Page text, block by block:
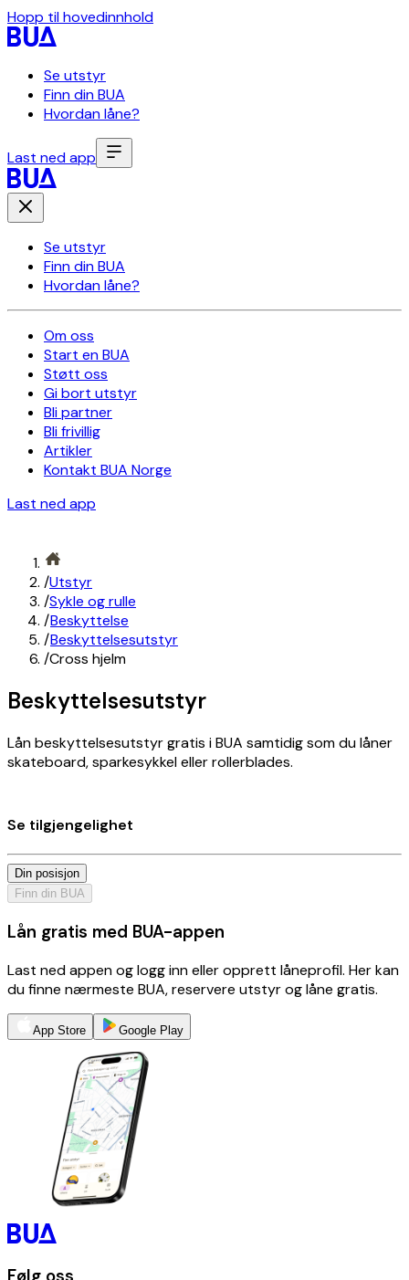
Hopp til hovedinnhold
Se utstyr
Finn din BUA
Hvordan låne?
Last ned app
Se utstyr
Finn din BUA
Hvordan låne?
Om oss
Start en BUA
Støtt oss
Gi bort utstyr
Bli partner
Bli frivillig
Artikler
Kontakt BUA Norge
Last ned app
/Utstyr
/Sykle og rulle
/Beskyttelse
/Beskyttelsesutstyr
/Cross hjelm
Beskyttelsesutstyr
Lån beskyttelsesutstyr gratis i BUA samtidig som du låner
skateboard, sparkesykkel eller rollerblades.
Se tilgjengelighet
Din posisjon
Finn din BUA
Lån gratis med BUA-appen
Last ned appen og logg inn eller opprett låneprofil. Her kan
du finne nærmeste BUA, reservere utstyr og låne gratis.
App Store Google Play